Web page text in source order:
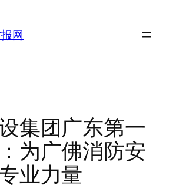
网
集团广东第一
为广佛消防安
业力量